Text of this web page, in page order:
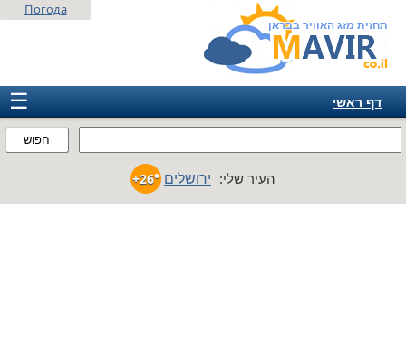
תחזית מזג האוויר בבראן
חפוש
Погода
☰
דף ראשי
אמריקה
העיר שלי: ירושלים +26°